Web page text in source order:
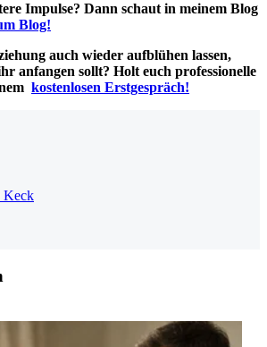
Impulse? Dann schaut in meinem Blog
Blog!
auch wieder aufblühen lassen,
anfangen sollt? Holt euch professionelle
kostenlosen Erstgespräch!
Keck